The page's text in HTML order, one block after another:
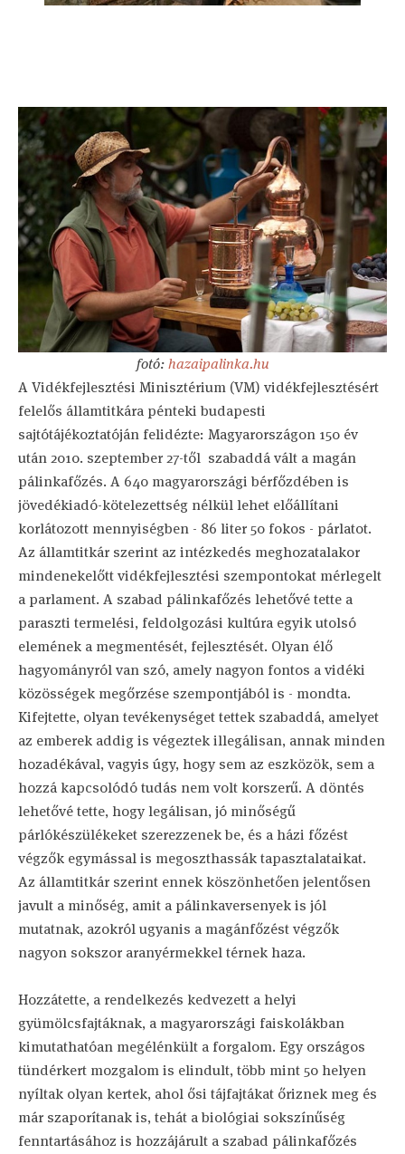
fotó:hazaipalinka.hu
A Vidékfejlesztési Minisztérium (VM) vidékfejlesztésért
felelős államtitkára pénteki budapesti
sajtótájékoztatóján felidézte: Magyarországon 150 év
után 2010. szeptember 27-től szabaddá vált a magán
pálinkafőzés. A 640 magyarországi bérfőzdében is
jövedékiadó-kötelezettség nélkül lehet előállítani
korlátozott mennyiségben - 86 liter 50 fokos - párlatot.
Az államtitkár szerint az intézkedés meghozatalakor
mindenekelőtt vidékfejlesztési szempontokat mérlegelt
a parlament. A szabad pálinkafőzés lehetővé tette a
paraszti termelési, feldolgozási kultúra egyik utolsó
elemének a megmentését, fejlesztését. Olyan élő
hagyományról van szó, amely nagyon fontos a vidéki
közösségek megőrzése szempontjából is - mondta.
Kifejtette, olyan tevékenységet tettek szabaddá, amelyet
az emberek addig is végeztek illegálisan, annak minden
hozadékával, vagyis úgy, hogy sem az eszközök, sem a
hozzá kapcsolódó tudás nem volt korszerű. A döntés
lehetővé tette, hogy legálisan, jó minőségű
párlókészülékeket szerezzenek be, és a házi főzést
végzők egymással is megoszthassák tapasztalataikat.
Az államtitkár szerint ennek köszönhetően jelentősen
javult a minőség, amit a pálinkaversenyek is jól
mutatnak, azokról ugyanis a magánfőzést végzők
nagyon sokszor aranyérmekkel térnek haza.
Hozzátette, a rendelkezés kedvezett a helyi
gyümölcsfajtáknak, a magyarországi faiskolákban
kimutathatóan megélénkült a forgalom. Egy országos
tündérkert mozgalom is elindult, több mint 50 helyen
nyíltak olyan kertek, ahol ősi tájfajtákat őriznek meg és
már szaporítanak is, tehát a biológiai sokszínűség
fenntartásához is hozzájárult a szabad pálinkafőzés